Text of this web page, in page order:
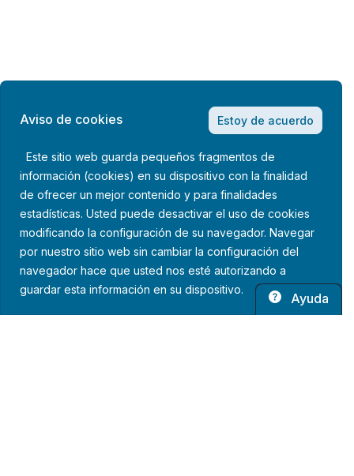
Aviso de cookies Estoy de acuerdo
Este sitio web guarda pequeños fragmentos de
información (cookies) en su dispositivo con la finalidad
de ofrecer un mejor contenido y para finalidades
estadísticas. Usted puede desactivar el uso de cookies
modificando la configuración de su navegador. Navegar
por nuestro sitio web sin cambiar la configuración del
navegador hace que usted nos esté autorizando a
guardar esta información en su dispositivo.
Ayuda